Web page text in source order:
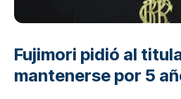
Fujimori pidió al
mantenerse por 5